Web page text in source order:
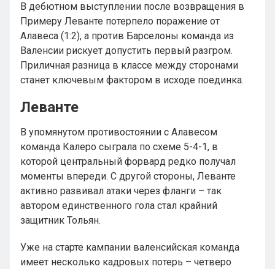
В дебютном выступлении после возвращения в
Примеру Леванте потерпело поражение от
Алавеса (1:2), а против Барселоны команда из
Валенсии рискует допустить первый разгром.
Приличная разница в классе между сторонами
станет ключевым фактором в исходе поединка.
Леванте
В упомянутом противостоянии с Алавесом
команда Калеро сыграла по схеме 5-4-1, в
которой центральный форвард редко получал
моменты впереди. С другой стороны, Леванте
активно развивал атаки через фланги – так
автором единственного гола стал крайний
защитник Тольян.
Уже на старте кампании валенсийская команда
имеет несколько кадровых потерь – четверо